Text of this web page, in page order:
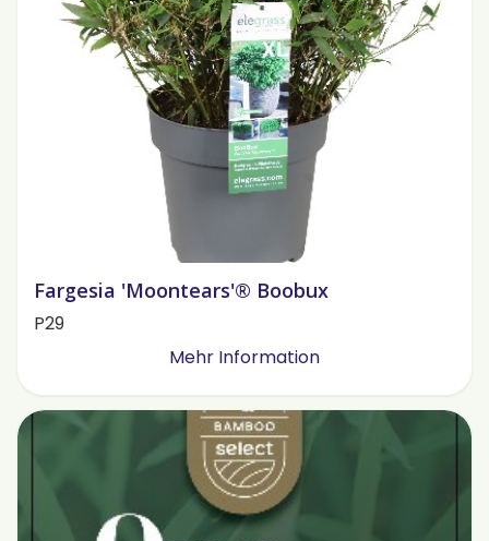
Fargesia 'Moontears'® Boobux
P29
Mehr Information